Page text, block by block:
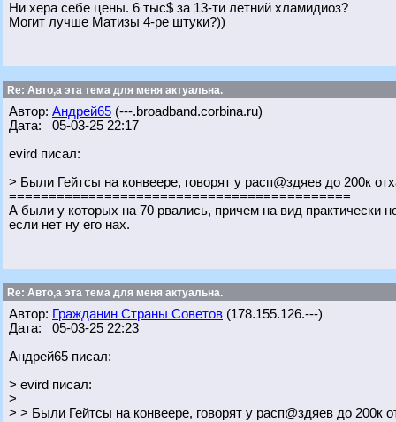
Ни хера себе цены. 6 тыс$ за 13-ти летний хламидиоз?
Могит лучше Матизы 4-ре штуки?))
Re: Авто,а эта тема для меня актуальна.
Автор: Андрей65 (---.broadband.corbina.ru)
Дата: 05-03-25 22:17
evird писал:
> Были Гейтсы на конвеере, говорят у расп@здяев до 200к
===========================================
А были у которых на 70 рвались, причем на вид практически
если нет ну его нах.
Re: Авто,а эта тема для меня актуальна.
Автор: Гражданин Страны Советов (178.155.126.---)
Дата: 05-03-25 22:23
Андрей65 писал:
> evird писал:
>
> > Были Гейтсы на конвеере, говорят у расп@здяев до 200к